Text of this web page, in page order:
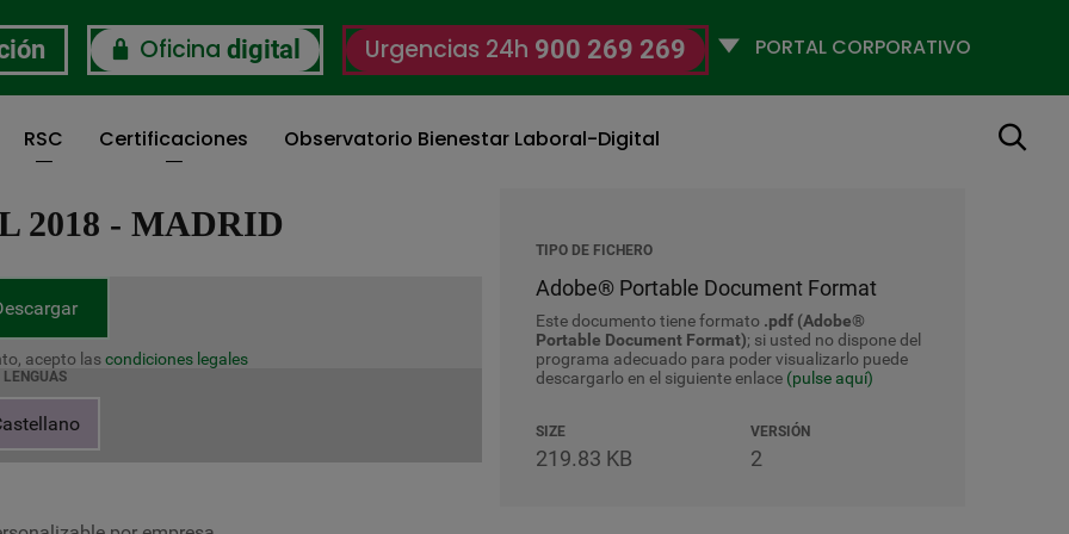
Oficina digital Urgencias 24h 900 269 269
Selecciona
RSC Certificaciones Observatorio Bienestar Laboral-Digital Buscar
2018 - MADRID
acepto lascondiciones legales
LENGUAS
TIPO DE FICHERO
Adobe® Portable Document Format
Este documento tiene formato .pdf (Adobe®
Portable Document Format); si usted no dispone del
programa adecuado para poder visualizarlo puede
descargarlo en el siguiente enlace (pulse aquí)
SIZE
219.83 KB
VERSIÓN
2